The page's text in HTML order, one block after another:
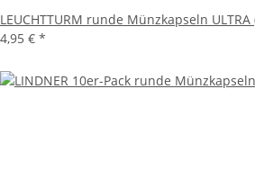
LEUCHTTURM runde Münzkapseln
4,95 € *